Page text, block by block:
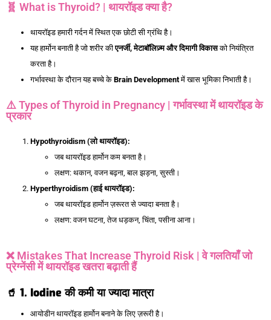
🧬 What is Thyroid? | थायरॉइड क्या है?
थायरॉइड हमारी गर्दन में स्थित एक छोटी सी ग्रंथि है।
यह हार्मोन बनाती है जो शरीर कीएनर्जी,मेटाबॉलिज़्मऔरदिमागीविकासको नियंत्रित
करता है।
गर्भावस्था के दौरान यह बच्चे के Brain Developmentमें खास भूमिका निभाती है।
⚠️ Types of Thyroid in Pregnancy | गर्भावस्था में थायरॉइड के
प्रकार
Hypothyroidism (लोथायरॉइड):
जब थायरॉइड हार्मोन कम बनता है।
लक्षण: थकान, वजन बढ़ना, बाल झड़ना, सुस्ती।
Hyperthyroidism (हाईथायरॉइड):
जब थायरॉइड हार्मोन ज़रूरत से ज्यादा बनता है।
लक्षण: वजन घटना, तेज धड़कन, चिंता, पसीना आना।
❌ Mistakes That Increase Thyroid Risk | वे गलतियाँ जो
प्रेग्नेंसी में थायरॉइड खतरा बढ़ाती हैं
🥤 1. Iodineकीकमीयाज्यादामात्रा
आयोडीन थायरॉइड हार्मोन बनाने के लिए ज़रूरी है।